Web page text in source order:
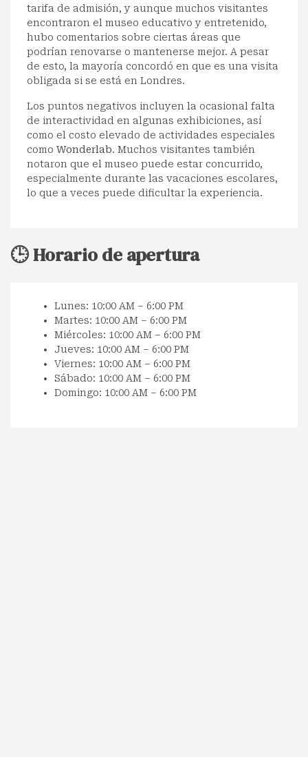
tarifa de admisión, y aunque muchos visitantes
encontraron el museo educativo y entretenido,
hubo comentarios sobre ciertas áreas que
podrían renovarse o mantenerse mejor. A pesar
de esto, la mayoría concordó en que es una visita
obligada si se está en Londres.
Los puntos negativos incluyen la ocasional falta
de interactividad en algunas exhibiciones, así
como el costo elevado de actividades especiales
como Wonderlab. Muchos visitantes también
notaron que el museo puede estar concurrido,
especialmente durante las vacaciones escolares,
lo que a veces puede dificultar la experiencia.
🕒 Horario de apertura
Lunes: 10:00 AM – 6:00 PM
Martes: 10:00 AM – 6:00 PM
Miércoles: 10:00 AM – 6:00 PM
Jueves: 10:00 AM – 6:00 PM
Viernes: 10:00 AM – 6:00 PM
Sábado: 10:00 AM – 6:00 PM
Domingo: 10:00 AM – 6:00 PM